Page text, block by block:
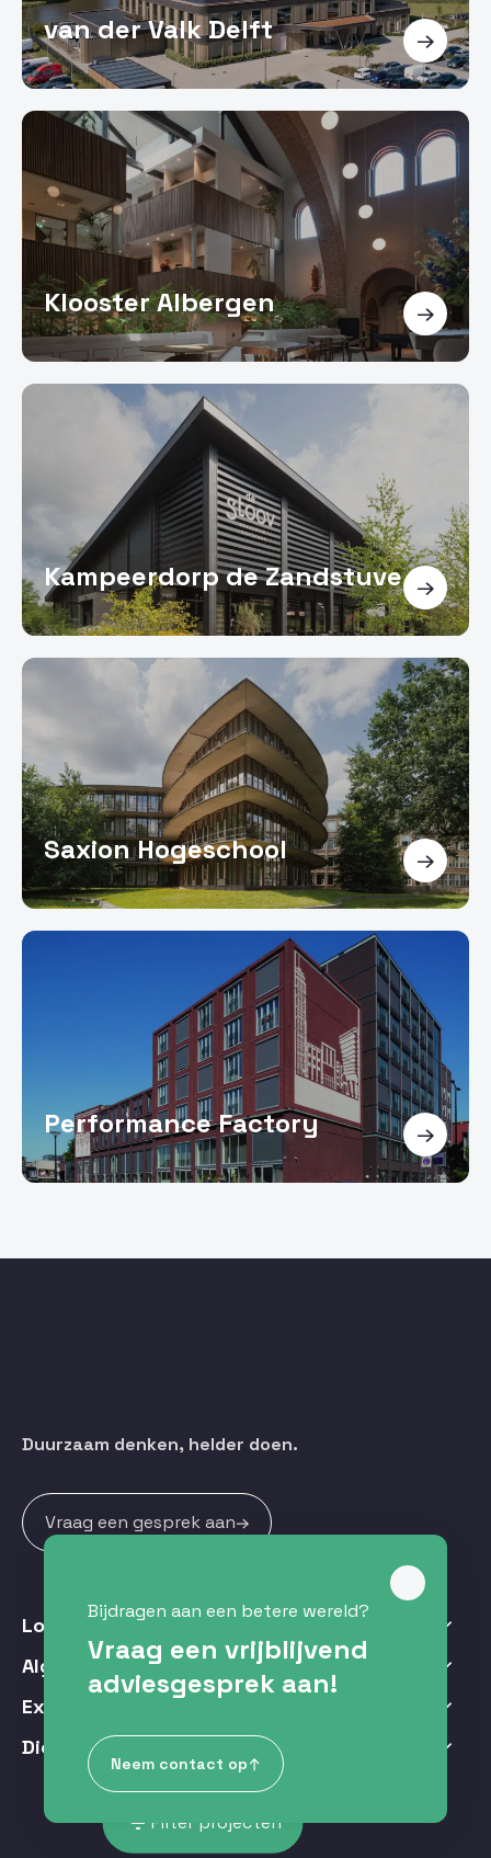
van der Valk Delft
Klooster Albergen
Kampeerdorp de Zandstuve
Saxion Hogeschool
Performance Factory
Duurzaam denken, helder doen.
Vraag een gesprek aan
Locaties
Hardenberg
Polenweg 2
7773 NB Hardenberg
E.info@duvast.nl
Assiesstraat 2a
8011 XT Zwolle
Algemeen
Over ons
Contact
Nieuws
Inschrijven nieuwsbrief
Expertises
MKB
Aannemer | Installateur
Architect | Ontwikkelaar
Diensten
BENG berekening
Duurzaam Functioneel ontwerp
filter_list Filter projecten
Bijdragen aan een betere wereld?
Vraag een vrijblijvend
adviesgesprek aan!
Neem contact op